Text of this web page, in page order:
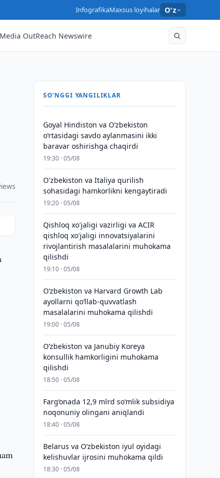
InfografikaMaxsus loyihalar O'z
Media OutReach Newswire
SO'NGGI YANGILIKLAR
Goyal Hindiston va Oʻzbekiston
oʻrtasidagi savdo aylanmasini ikki
baravar oshirishga chaqirdi
19:30 · 05/08
O'zbekiston va Italiya qurilish
sohasidagi hamkorlikni kengaytiradi
19:20 · 05/08
Qishloq xo'jaligi vazirligi va ACIR
qishloq xo'jaligi innovatsiyalarini
rivojlantirish masalalarini muhokama
qilishdi
19:10 · 05/08
Oʻzbekiston va Harvard Growth Lab
ayollarni qoʻllab-quvvatlash
masalalarini muhokama qilishdi
19:00 · 05/08
Oʻzbekiston va Janubiy Koreya
konsullik hamkorligini muhokama
qilishdi
18:50 · 05/08
Farg‘onada 12,9 mlrd so‘mlik subsidiya
noqonuniy olingani aniqlandi
18:40 · 05/08
Belarus va O‘zbekiston iyul oyidagi
kelishuvlar ijrosini muhokama qildi
18:30 · 05/08